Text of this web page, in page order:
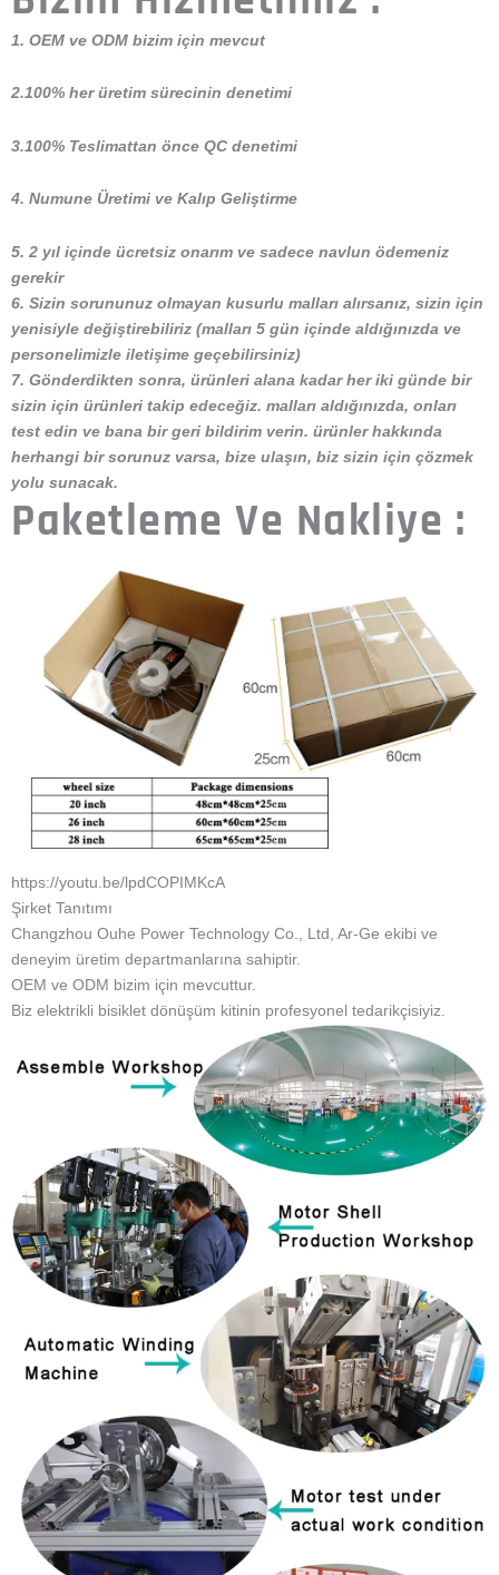
1. OEM ve ODM bizim için mevcut
2.100% her üretim sürecinin denetimi
3.100% Teslimattan önce QC denetimi
4. Numune Üretimi ve Kalıp Geliştirme
5. 2 yıl içinde ücretsiz onarım ve sadece navlun ödemeniz
gerekir
6. Sizin sorununuz olmayan kusurlu malları alırsanız, sizin için
yenisiyle değiştirebiliriz (malları 5 gün içinde aldığınızda ve
personelimizle iletişime geçebilirsiniz)
7. Gönderdikten sonra, ürünleri alana kadar her iki günde bir
sizin için ürünleri takip edeceğiz. malları aldığınızda, onları
test edin ve bana bir geri bildirim verin. ürünler hakkında
herhangi bir sorunuz varsa, bize ulaşın, biz sizin için çözmek
yolu sunacak.
Paketleme Ve Nakliye :
https://youtu.be/lpdCOPIMKcA
Şirket Tanıtımı
Changzhou Ouhe Power Technology Co., Ltd, Ar-Ge ekibi ve
deneyim üretim departmanlarına sahiptir.
OEM ve ODM bizim için mevcuttur.
Biz elektrikli bisiklet dönüşüm kitinin profesyonel tedarikçisiyiz.